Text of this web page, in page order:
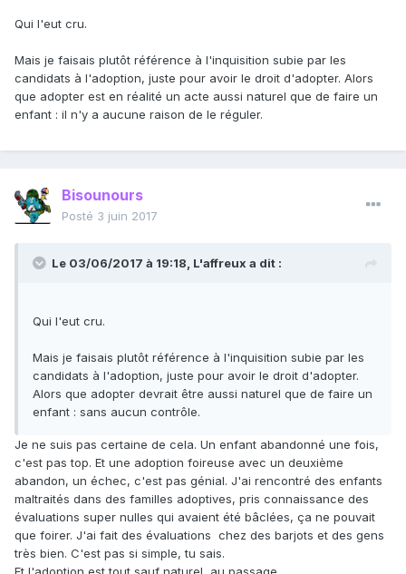
Qui l'eut cru.
Mais je faisais plutôt référence à l'inquisition subie par les
candidats à l'adoption, juste pour avoir le droit d'adopter. Alors
que adopter est en réalité un acte aussi naturel que de faire un
enfant : il n'y a aucune raison de le réguler.
Bisounours
Posté 3 juin 2017
Le 03/06/2017 à 19:18, L'affreux a dit :
Qui l'eut cru.
Mais je faisais plutôt référence à l'inquisition subie par les
candidats à l'adoption, juste pour avoir le droit d'adopter.
Alors que adopter devrait être aussi naturel que de faire un
enfant : sans aucun contrôle.
Je ne suis pas certaine de cela. Un enfant abandonné une fois,
c'est pas top. Et une adoption foireuse avec un deuxième
abandon, un échec, c'est pas génial. J'ai rencontré des enfants
maltraités dans des familles adoptives, pris connaissance des
évaluations super nulles qui avaient été bâclées, ça ne pouvait
que foirer. J'ai fait des évaluations chez des barjots et des gens
très bien. C'est pas si simple, tu sais.